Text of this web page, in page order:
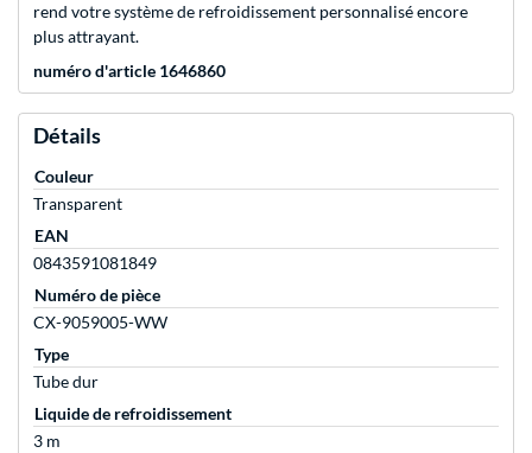
rend votre système de refroidissement personnalisé encore
plus attrayant.
numéro d'article 1646860
Détails
Couleur
Transparent
EAN
0843591081849
Numéro de pièce
CX-9059005-WW
Type
Tube dur
Liquide de refroidissement
3 m